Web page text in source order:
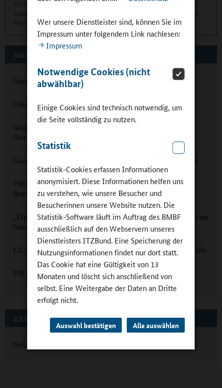
Wer unsere Dienstleister sind, können Sie im
Impressum unter folgendem Link nachlesen:
Impressum
Notwendige Cookies (nicht
abwählbar)
Einige Cookies sind technisch notwendig, um
die Seite vollständig zu nutzen.
Statistik
Statistik-Cookies erfassen Informationen
anonymisiert. Diese Informationen helfen uns
zu verstehen, wie unsere Besucher und
Besucherinnen unsere Website nutzen. Die
Statistik-Software läuft im Auftrag des BMBF
ausschließlich auf den Webservern unseres
Dienstleisters ITZBund. Eine Speicherung der
Nutzungsinformationen findet nur dort statt.
Das Cookie hat eine Gültigkeit von 13
Monaten und löscht sich anschließend von
selbst. Eine Weitergabe der Daten an Dritte
erfolgt nicht.
Auswahl bestätigen Alle auswählen
Eine übersichtliche Kurzinformation über die aktuellen Artikel,
Newsletter.Hier können Sie sich anmelden.
MEHR ZUM THEMA AUF GANZTAGSSCHULEN.ORG
Ganztag mit Musik und Schulhund Sally
Filmbildung von Babelsberg bis Prenzlau
Grundschule Alftal: Ganztag in einer „großen
Dorfschule“
Ganztagsschule mit WAM im Landkreis Alzey-Worms
FSJ Ganztagsschule: Einstieg in den pädagogischen
Berufsalltag
„Eine Frage der pädagogischen Perspektive“: Medien im
Ganztag
L.E.B.E.N. im gebundenen Ganztag: Ernst-Reuter-Schule
FSJ Ganztagsschule: Bestnoten von beiden Seiten
EXTERNE LINKS
Netzwärts